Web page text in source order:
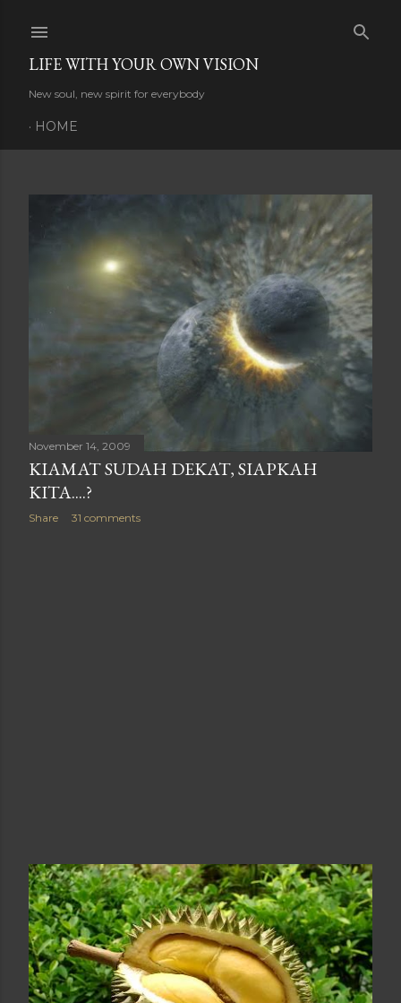
LIFE WITH YOUR OWN VISION
New soul, new spirit for everybody
HOME
P
t
s
November 14, 2009
KIAMAT SUDAH DEKAT, SIAPKAH
KITA....?
Share 31 comments